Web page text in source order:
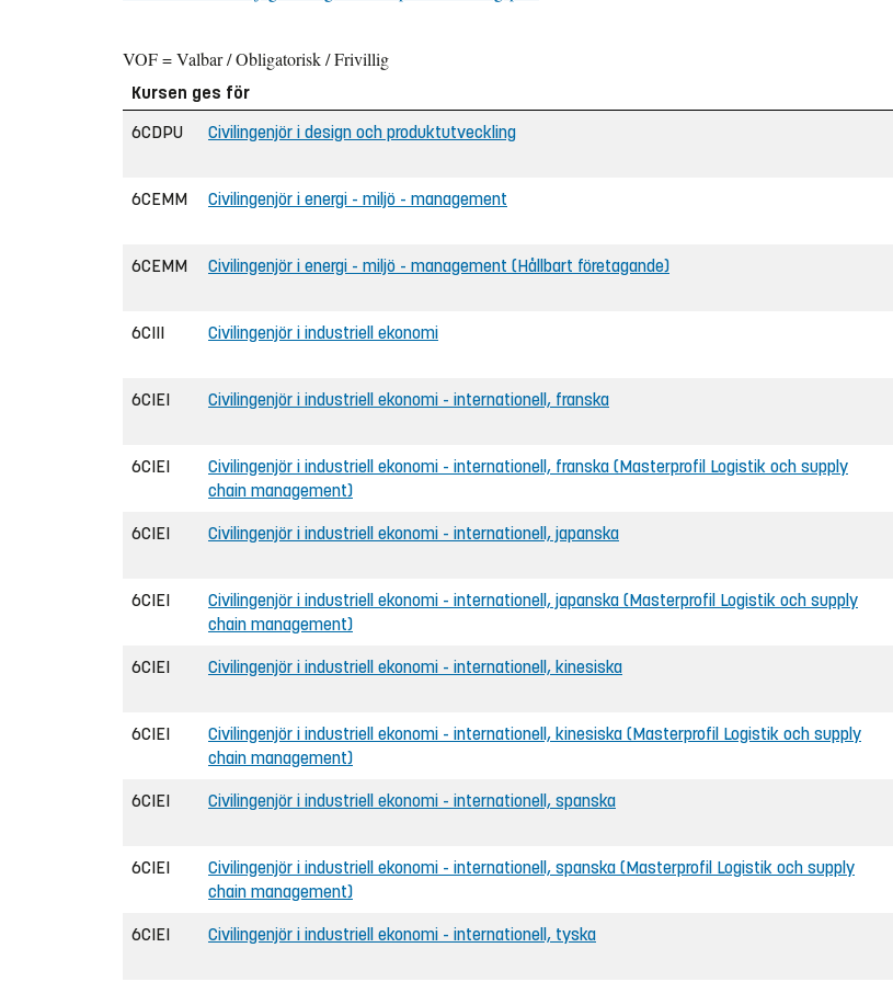
VOF = Valbar / Obligatorisk / Frivillig
Kursen ges för
6CDPU
Civilingenjör i design och produktutveckling
6CEMM Civilingenjör i energi - miljö - management
6CEMM Civilingenjör i energi - miljö - management (Hållbart företagande)
6CIII Civilingenjör i industriell ekonomi
6CIEI Civilingenjör i industriell ekonomi - internationell, franska
6CIEI
Civilingenjör i industriell ekonomi - internationell, franska (Masterprofil Logistik och supply
chain management)
6CIEI Civilingenjör i industriell ekonomi - internationell, japanska
6CIEI
Civilingenjör i industriell ekonomi - internationell, japanska (Masterprofil Logistik och supply
chain management)
6CIEI Civilingenjör i industriell ekonomi - internationell, kinesiska
6CIEI
Civilingenjör i industriell ekonomi - internationell, kinesiska (Masterprofil Logistik och supply
chain management)
6CIEI Civilingenjör i industriell ekonomi - internationell, spanska
6CIEI
Civilingenjör i industriell ekonomi - internationell, spanska (Masterprofil Logistik och supply
chain management)
6CIEI Civilingenjör i industriell ekonomi - internationell, tyska